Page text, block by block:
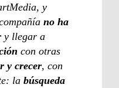
y
no ha
y llegar a
con otras
y crecer, con
la búsqueda